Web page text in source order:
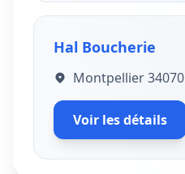
Hal Boucherie
Montpellier 34070
Voir les détails